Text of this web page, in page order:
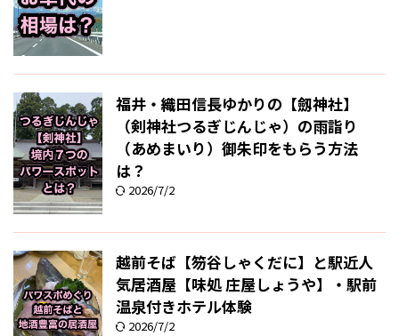
福井・織田信長ゆかりの【劔神社】
（剣神社つるぎじんじゃ）の雨詣り
（あめまいり）御朱印をもらう方法
は？
2026/7/2
越前そば【笏谷しゃくだに】と駅近人
気居酒屋【味処 庄屋しょうや】・駅前
温泉付きホテル体験
2026/7/2